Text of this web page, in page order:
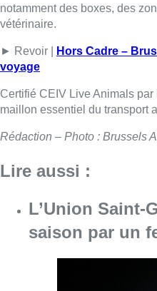
notamment des boxes, des
vétérinaire.
► Revoir |
Hors Cadre –
voyage
Certifié CEIV Live Animals par
maillon essentiel du transport
Rédaction – Photo : Brussels
Lire aussi :
L’Union Saint-
saison par un